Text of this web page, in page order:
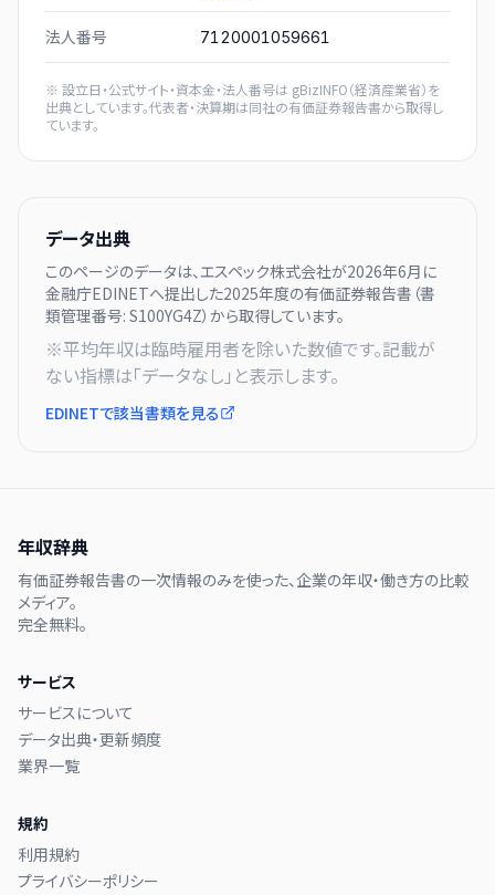
法人番号 7120001059661
※ 設立日・公式サイト・資本金・法人番号は gBizINFO（経済産業省）を
出典としています。代表者・決算期は同社の有価証券報告書から取得し
ています。
データ出典
このページのデータは、エスペック株式会社が2026年6月に
金融庁EDINETへ提出した2025年度の有価証券報告書（書
類管理番号: S100YG4Z）から取得しています。
※平均年収は臨時雇用者を除いた数値です。記載が
ない指標は「データなし」と表示します。
EDINETで該当書類を見る
年収辞典
有価証券報告書の一次情報のみを使った、企業の年収・働き方の比較
メディア。
完全無料。
サービス
サービスについて
データ出典・更新頻度
業界一覧
規約
利用規約
プライバシーポリシー